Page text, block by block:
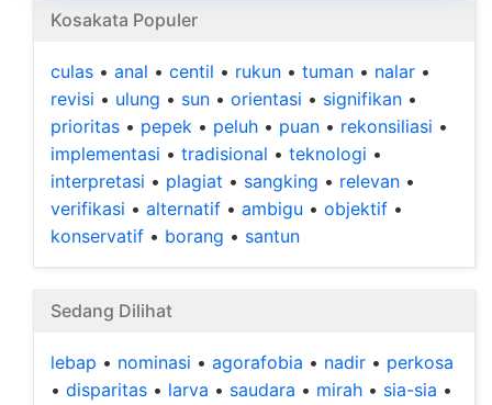
Kosakata Populer
culas • anal • centil • rukun • tuman • nalar •
revisi • ulung • sun • orientasi • signifikan •
prioritas • pepek • peluh • puan • rekonsiliasi •
implementasi • tradisional • teknologi •
interpretasi • plagiat • sangking • relevan •
verifikasi • alternatif • ambigu • objektif •
konservatif • borang • santun
Sedang Dilihat
lebap • nominasi • agorafobia • nadir • perkosa
• disparitas • larva • saudara • mirah • sia-sia •